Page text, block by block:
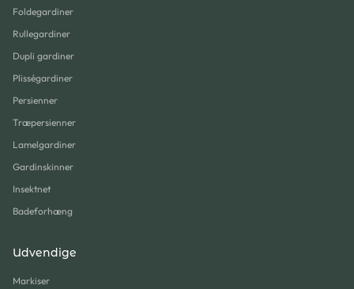
Foldegardiner
Rullegardiner
Dupli gardiner
Plisségardiner
Persienner
Træpersienner
Lamelgardiner
Gardinskinner
Insektnet
Badeforhæng
Udvendige
Markiser